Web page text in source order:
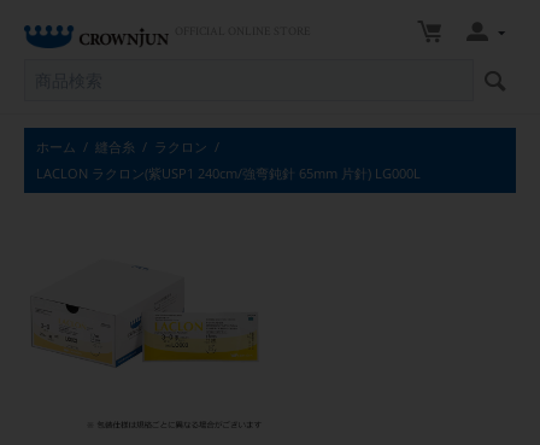
ホーム / 縫合糸 / ラクロン /
LACLON ラクロン(紫USP1 240cm/強弯鈍針 65mm 片針) LG000L